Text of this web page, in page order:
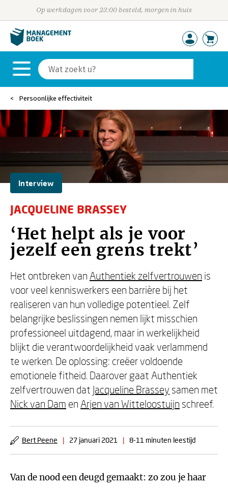
Op werkdagen voor 23:00 besteld, morgen in huis
Persoonlijke effectiviteit
Interview
JACQUELINE BRASSEY
‘Het helpt als je voor
jezelf een grens trekt’
Het ontbreken van Authentiek zelfvertrouwen is
voor veel kenniswerkers een barrière bij het
realiseren van hun volledige potentieel. Zelf
belangrijke beslissingen nemen lijkt misschien
professioneel uitdagend, maar in werkelijkheid
blijkt die verantwoordelijkheid vaak verlammend
te werken. De oplossing: creëer voldoende
emotionele fitheid. Daarover gaat Authentiek
zelfvertrouwen dat Jacqueline Brassey samen met
Nick van Dam en Arjen van Witteloostuijn schreef.
Bert Peene | 27 januari 2021 | 8-11 minuten leestijd
Van de nood een deugd gemaakt: zo zou je haar